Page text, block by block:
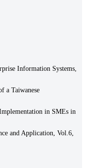
Information Systems,
a Taiwanese
in SMEs in
and Application, Vol.6,